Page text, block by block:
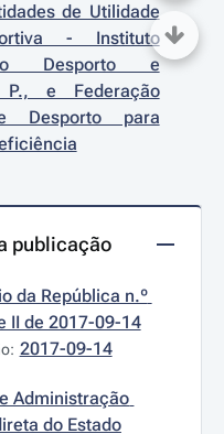
de Utilidade
- Instituto
Desporto e
e Federação
Desporto para
publicação
da República n.º
II de 2017-09-14
2017-09-14
Administração
do Estado